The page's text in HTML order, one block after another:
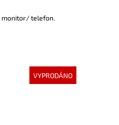
monitor/ telefon.
VYPRODÁNO